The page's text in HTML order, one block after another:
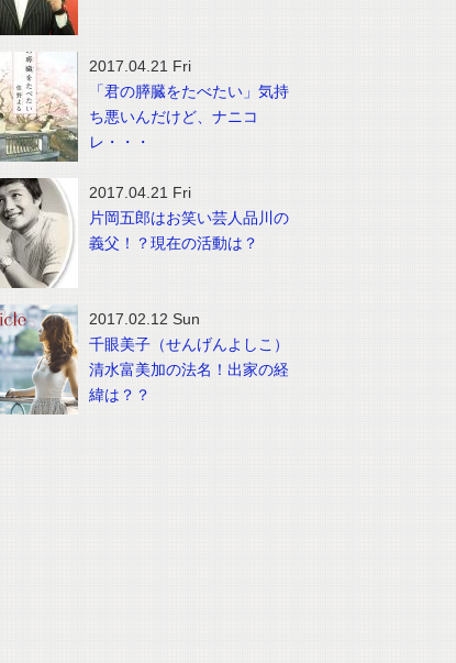
2017.04.21 Fri
「君の膵臓をたべたい」気持
ち悪いんだけど、ナニコ
レ・・・
2017.04.21 Fri
片岡五郎はお笑い芸人品川の
義父！？現在の活動は？
2017.02.12 Sun
千眼美子（せんげんよしこ）
清水富美加の法名！出家の経
緯は？？